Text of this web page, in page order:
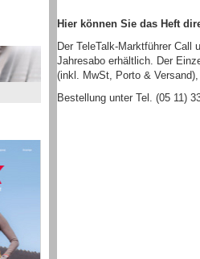
Hier können Sie das Heft
Der TeleTalk-Marktführer
Jahresabo erhältlich. Der
(inkl. MwSt, Porto &
Bestellung unter Tel. (05 11)